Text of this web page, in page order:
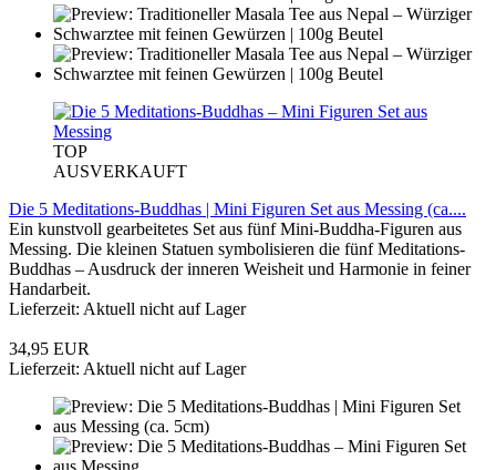
TOP
AUSVERKAUFT
Die 5 Meditations-Buddhas | Mini Figuren Set aus Messing (ca....
Ein kunstvoll gearbeitetes Set aus fünf Mini-Buddha-Figuren aus
Messing. Die kleinen Statuen symbolisieren die fünf Meditations-
Buddhas – Ausdruck der inneren Weisheit und Harmonie in feiner
Handarbeit.
Lieferzeit: Aktuell nicht auf Lager
34,95 EUR
Lieferzeit: Aktuell nicht auf Lager